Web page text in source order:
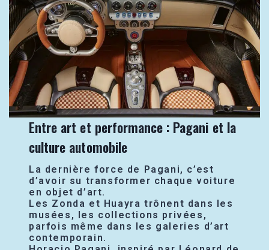
Entre art et performance : Pagani et la
culture automobile
La dernière force de Pagani, c’est
d’avoir su transformer chaque voiture
en objet d’art.
Les Zonda et Huayra trônent dans les
musées, les collections privées,
parfois même dans les galeries d’art
contemporain.